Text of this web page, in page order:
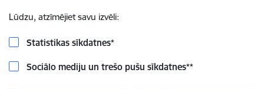
Lūdzu, atzīmējiet savu izvēli:
Statistikas sīkdatnes*
Sociālo mediju un trešo pušu sīkdatnes**